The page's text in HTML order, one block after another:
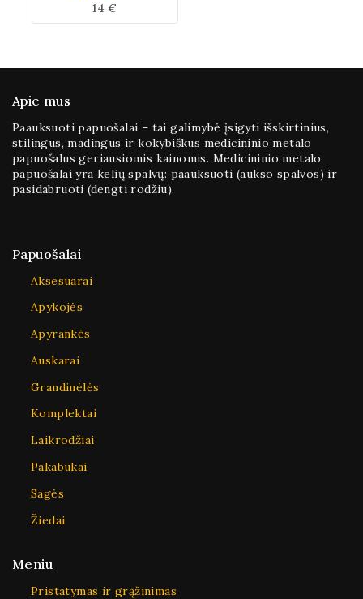
iš
14 €
Apie mus
Paauksuoti papuošalai – tai galimybė įsigyti išskirtinius,
stilingus, madingus ir kokybiškus medicininio metalo
papuošalus geriausiomis kainomis. Medicininio metalo
papuošalai yra kelių spalvų: paauksuoti (aukso spalvos) ir
pasidabruoti (dengti rodžiu).
Papuošalai
Aksesuarai
Apykojės
Apyrankės
Auskarai
Grandinėlės
Komplektai
Laikrodžiai
Pakabukai
Sagės
Žiedai
Meniu
Pristatymas ir grąžinimas